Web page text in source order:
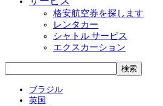
格安航空券を探します
レンタカー
シャトル サービス
エクスカーション
ブラジル
英国